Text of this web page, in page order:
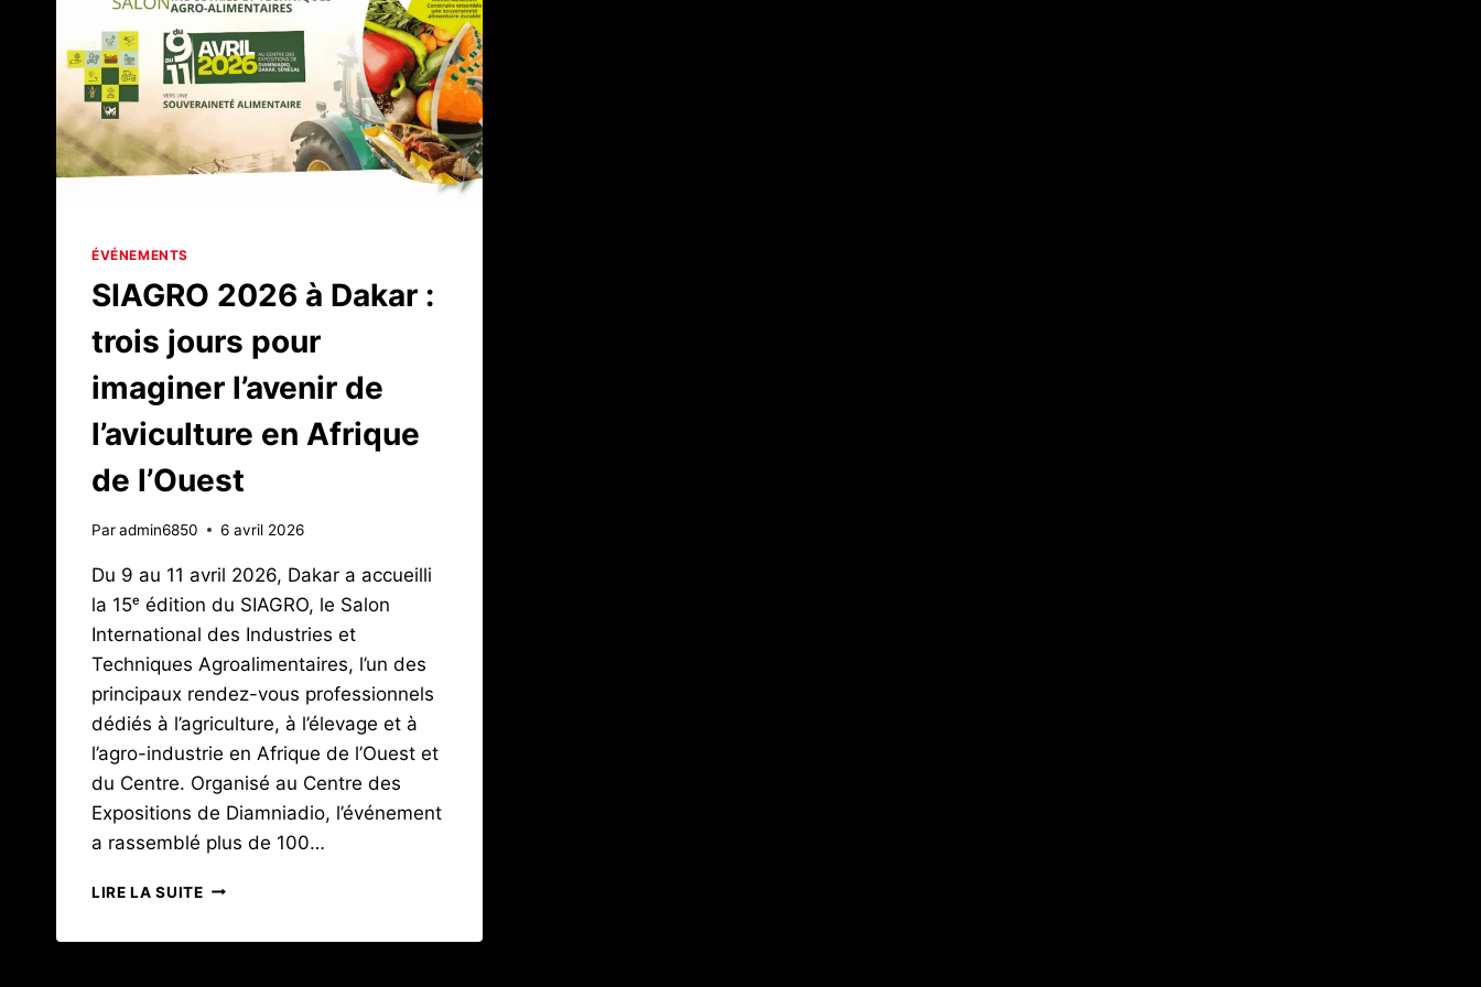
ÉVÉNEMENTS
SIAGRO 2026 à Dakar :
trois jours pour
imaginer l’avenir de
l’aviculture en Afrique
de l’Ouest
Paradmin6850 6 avril 2026
Du 9 au 11 avril 2026, Dakar a accueilli
la 15ᵉ édition du SIAGRO, le Salon
International des Industries et
Techniques Agroalimentaires, l’un des
principaux rendez-vous professionnels
dédiés à l’agriculture, à l’élevage et à
l’agro-industrie en Afrique de l’Ouest et
du Centre. Organisé au Centre des
Expositions de Diamniadio, l’événement
a rassemblé plus de 100…
LIRE LA SUITESIAGRO